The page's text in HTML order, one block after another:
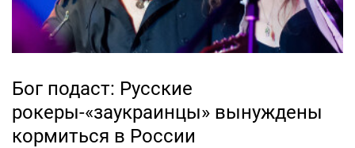
Бог подаст: Русские
рокеры-«заукраинцы» вынуждены
кормиться в России